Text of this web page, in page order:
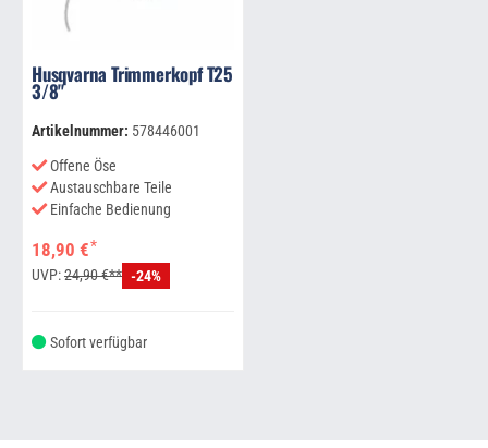
Husqvarna Trimmerkopf T25
3/8"
Artikelnummer: 578446001
Offene Öse
Austauschbare Teile
Einfache Bedienung
18,90 €*
UVP:24,90 €** -24%
Sofort verfügbar